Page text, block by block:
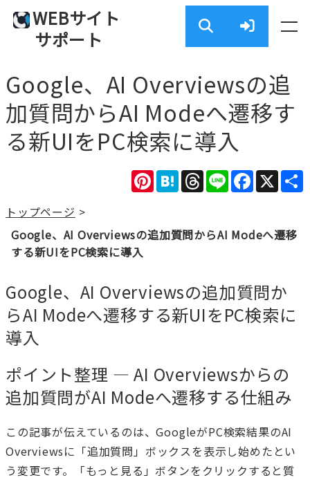
WEBサイト
サポート
Google、AI Overviewsの追
加質問からAI Modeへ遷移す
る新UIをPC検索に導入
X
Facebook
Line
Threads
Hatena
Pinterest
トップページ >
Google、AI Overviewsの追加質問からAI Modeへ遷移
する新UIをPC検索に導入
Google、AI Overviewsの追加質問か
らAI Modeへ遷移する新UIをPC検索に
導入
ポイント整理 — AI Overviewsからの
追加質問がAI Modeへ遷移する仕組み
この記事が伝えているのは、GoogleがPC検索結果のAI
Overviewsに「追加質問」ボックスを表示し始めたとい
う変更です。「もっと見る」ボタンをクリックすると質